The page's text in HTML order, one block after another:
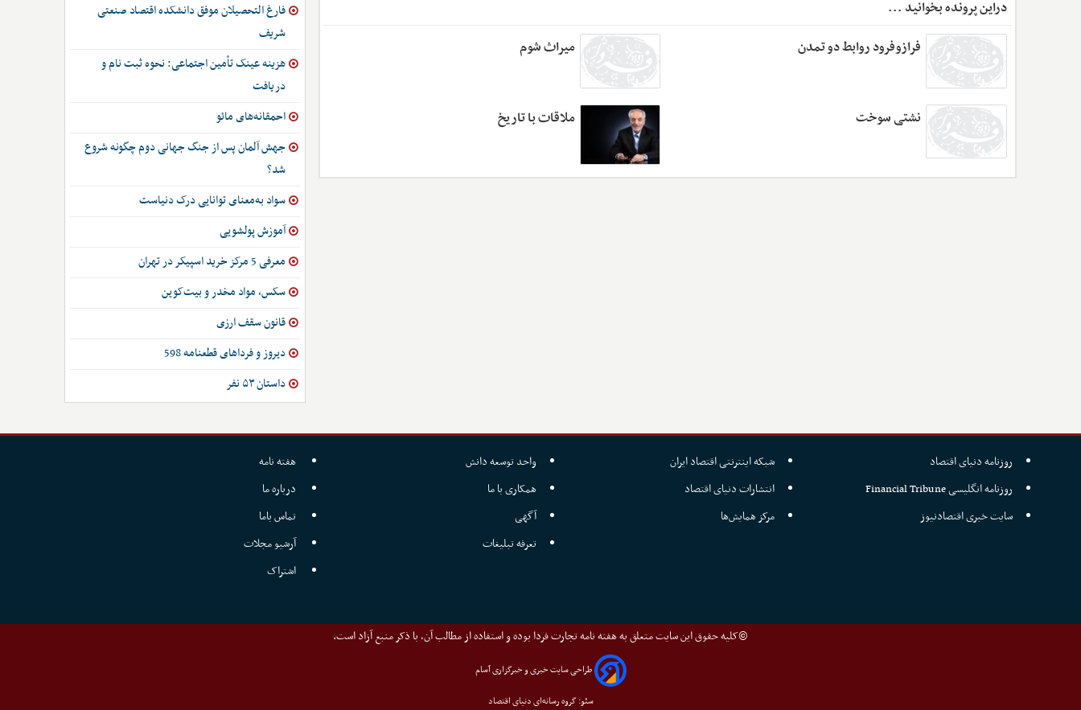
دراین پرونده بخوانید ...
فرازوفرود روابط دو تمدن
میراث شوم
نشتی سوخت ملاقات با تاریخ
فارغ التحصیلان موفق دانشکده اقتصاد صنعتی
شریف
هزینه عینک تأمین اجتماعی: نحوه ثبت نام و
دریافت
احمقانه‌های مائو
جهش آلمان پس از جنگ جهانی دوم چگونه شروع
شد؟
سواد به‌معنای توانایی درک دنیاست
آموزش پولشویی
معرفی 5 مرکز خرید اسپیکر در تهران
سکس، مواد مخدر و بیت‌کوین
قانون سقف ارزی
دیروز و فرداهای قطعنامه 598
داستان ۵۳ نفر
روزنامه دنیای اقتصاد
روزنامه انگلیسی Financial Tribune
سایت خبری اقتصادنیوز
شبکه اینترنتی اقتصاد ایران
انتشارات دنیای اقتصاد
مرکز همایش‌ها
واحد توسعه دانش
همکاری با ما
آگهی
تعرفه تبلیغات
هفته نامه
درباره ما
تماس باما
آرشیو مجلات
اشتراک
©کلیه حقوق این سایت متعلق به هفته نامه تجارت فردا بوده و استفاده از مطالب آن، با ذکر منبع آزاد است.
طراحی سایت خبری و خبرگزاری آسام
سئو: گروه رسانه‌ای دنیای اقتصاد